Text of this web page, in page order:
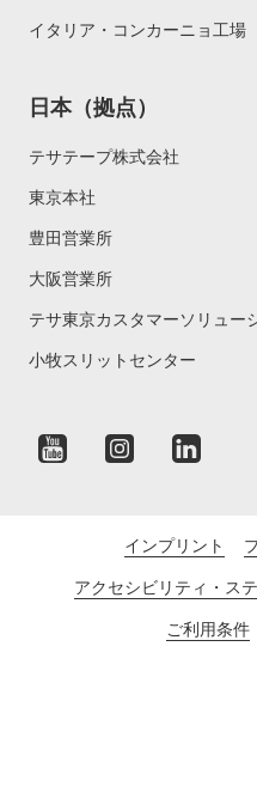
イタリア・コンカーニョ工場
日本（拠点）
テサテープ株式会社
東京本社
豊田営業所
大阪営業所
テサ東京カスタマーソリュー
小牧スリットセンター
インプリント
アクセシビリティ・ス
ご利用条件